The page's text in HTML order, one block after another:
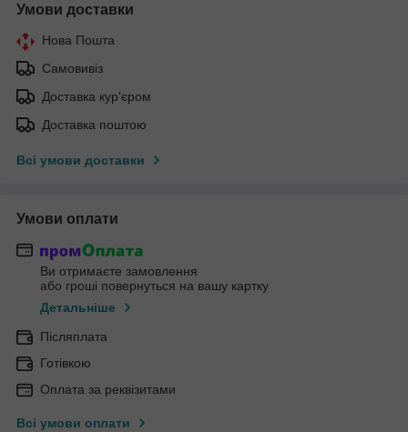
Умови доставки
Нова Пошта
Самовивіз
Доставка кур'єром
Доставка поштою
Всі умови доставки
Умови оплати
Ви отримаєте замовлення
або гроші повернуться на вашу картку
Детальніше
Післяплата
Готівкою
Оплата за реквізитами
Всі умови оплати